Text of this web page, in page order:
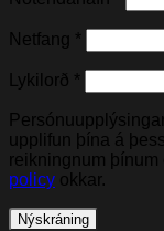
Netfang *
Lykilorð *
upplifun þína á
reikningnum þínum
policy okkar.
Nýskráning